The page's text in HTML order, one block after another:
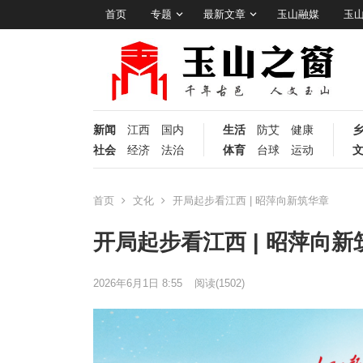
首页 专题 最新文章 玉山融媒 玉
新闻 江西
国内
社会
经济 法治
生活 防艾
健康
体育
台球 运动
首页 文化 开局起步看江西 | 昭萍向新筑华章
开局起步看江西 | 昭萍向新
2026年6月1日 8:55 阅读(1502)